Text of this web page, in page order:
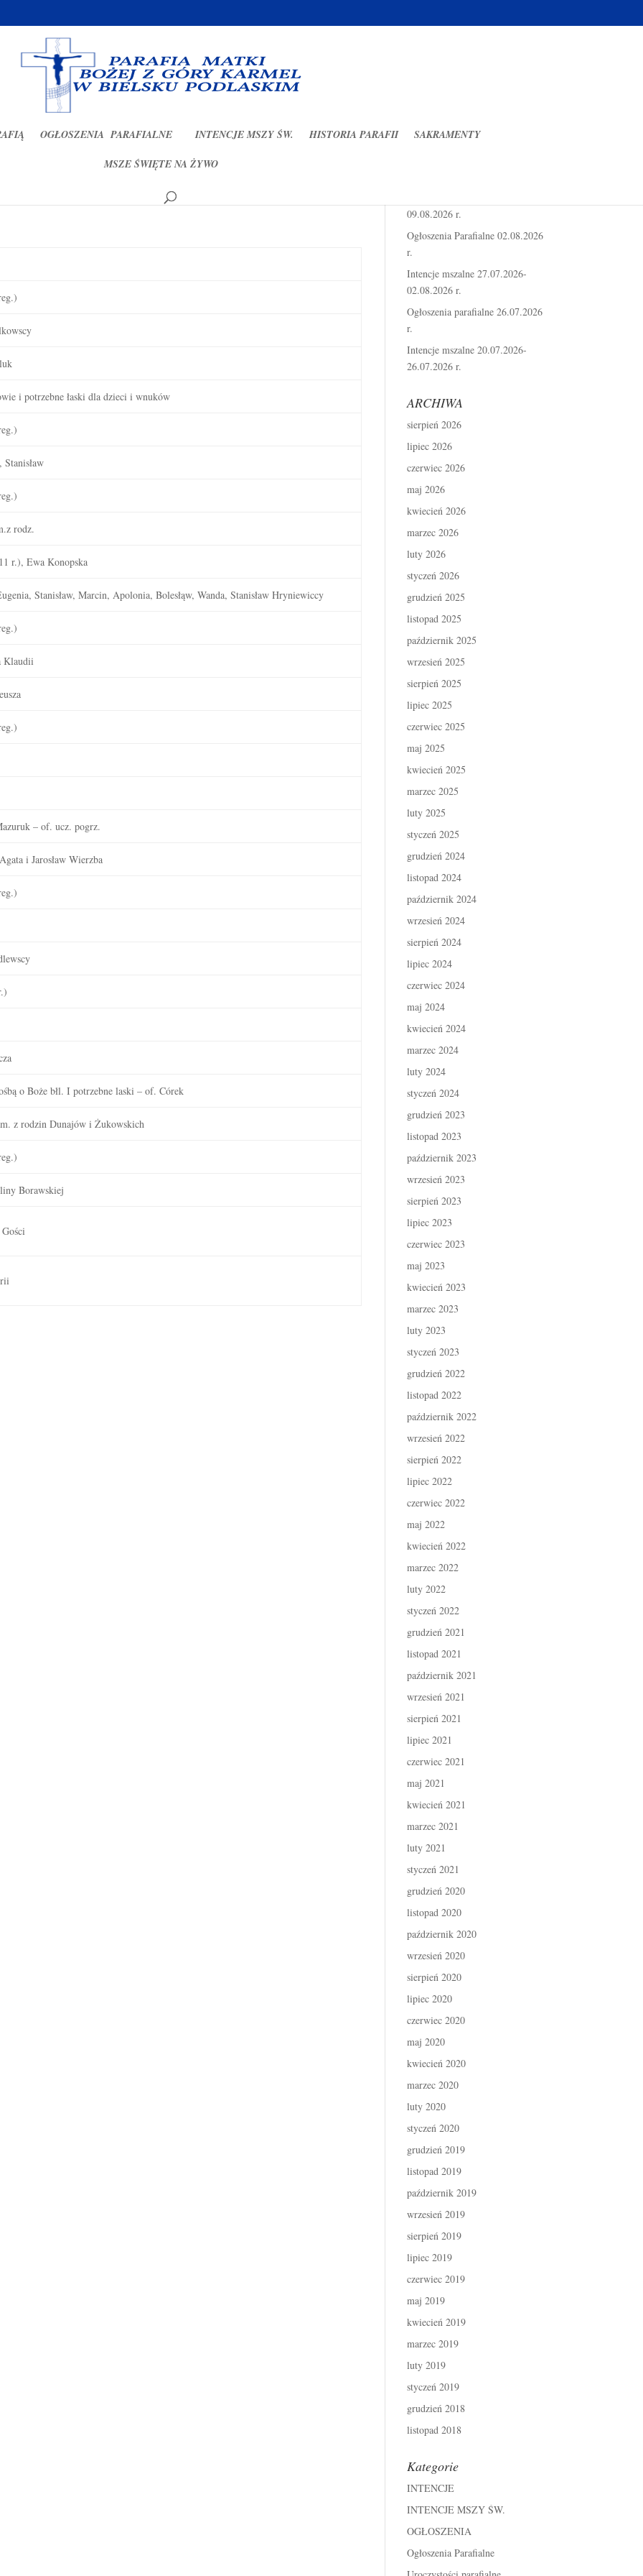
OGŁOSZENIA PARAFIALNE INTENCJE MSZY ŚW. HISTORIA PARAFII SAKRAMENTY
MSZE ŚWIĘTE NA ŻYWO
i potrzebne łaski dla dzieci i wnuków
rodz.
r.), Ewa Konopska
Stanisław, Marcin, Apolonia, Bolesłąw, Wanda, Stanisław Hryniewiccy
Klaudii
– of. ucz. pogrz.
i Jarosław Wierzba
o Boże błl. I potrzebne laski – of. Córek
z rodzin Dunajów i Żukowskich
Borawskiej
09.08.2026 r.
Ogłoszenia Parafialne 02.08.2026
r.
Intencje mszalne 27.07.2026-
02.08.2026 r.
Ogłoszenia parafialne 26.07.2026
r.
Intencje mszalne 20.07.2026-
26.07.2026 r.
ARCHIWA
sierpień 2026
lipiec 2026
czerwiec 2026
maj 2026
kwiecień 2026
marzec 2026
luty 2026
styczeń 2026
grudzień 2025
listopad 2025
październik 2025
wrzesień 2025
sierpień 2025
lipiec 2025
czerwiec 2025
maj 2025
kwiecień 2025
marzec 2025
luty 2025
styczeń 2025
grudzień 2024
listopad 2024
październik 2024
wrzesień 2024
sierpień 2024
lipiec 2024
czerwiec 2024
maj 2024
kwiecień 2024
marzec 2024
luty 2024
styczeń 2024
grudzień 2023
listopad 2023
październik 2023
wrzesień 2023
sierpień 2023
lipiec 2023
czerwiec 2023
maj 2023
kwiecień 2023
marzec 2023
luty 2023
styczeń 2023
grudzień 2022
listopad 2022
październik 2022
wrzesień 2022
sierpień 2022
lipiec 2022
czerwiec 2022
maj 2022
kwiecień 2022
marzec 2022
luty 2022
styczeń 2022
grudzień 2021
listopad 2021
październik 2021
wrzesień 2021
sierpień 2021
lipiec 2021
czerwiec 2021
maj 2021
kwiecień 2021
marzec 2021
luty 2021
styczeń 2021
grudzień 2020
listopad 2020
październik 2020
wrzesień 2020
sierpień 2020
lipiec 2020
czerwiec 2020
maj 2020
kwiecień 2020
marzec 2020
luty 2020
styczeń 2020
grudzień 2019
listopad 2019
październik 2019
wrzesień 2019
sierpień 2019
lipiec 2019
czerwiec 2019
maj 2019
kwiecień 2019
marzec 2019
luty 2019
styczeń 2019
grudzień 2018
listopad 2018
Kategorie
INTENCJE
INTENCJE MSZY ŚW.
OGŁOSZENIA
Ogłoszenia Parafialne